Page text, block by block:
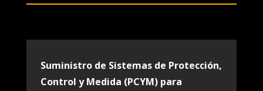
Suministro de Sistemas de Protección,
Control y Medida (PCYM) para